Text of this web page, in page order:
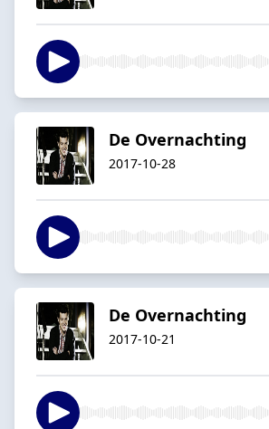
De Overnachting
2017-10-28
De Overnachting
2017-10-21